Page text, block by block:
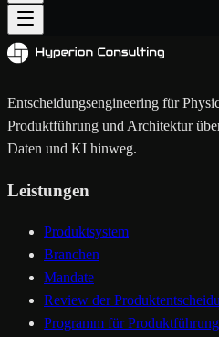
Entscheidungsengineering für
Produktführung und Architektur
Daten und KI hinweg.
Leistungen
Produktsystem
Branchen
Mandate
Review der
Programm für Produktführung